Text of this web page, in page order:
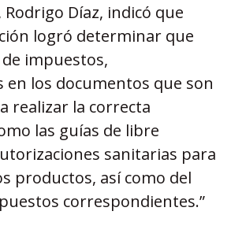
Díaz, indicó que
logró determinar que
impuestos,
en los documentos que son
realizar la correcta
las guías de libre
sanitarias para
productos, así como del
correspondientes.”